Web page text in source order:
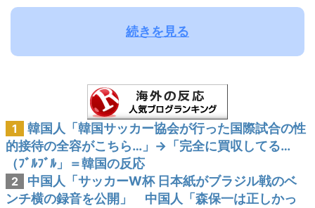
続きを見る
1
韓国人「韓国サッカー協会が行った国際試合の性
的接待の全容がこちら…」→「完全に買収してる…
（ﾌﾞﾙﾌﾞﾙ」＝韓国の反応
2
中国人「サッカーW杯 日本紙がブラジル戦のベ
ンチ横の録音を公開」 中国人「森保一は正しかっ